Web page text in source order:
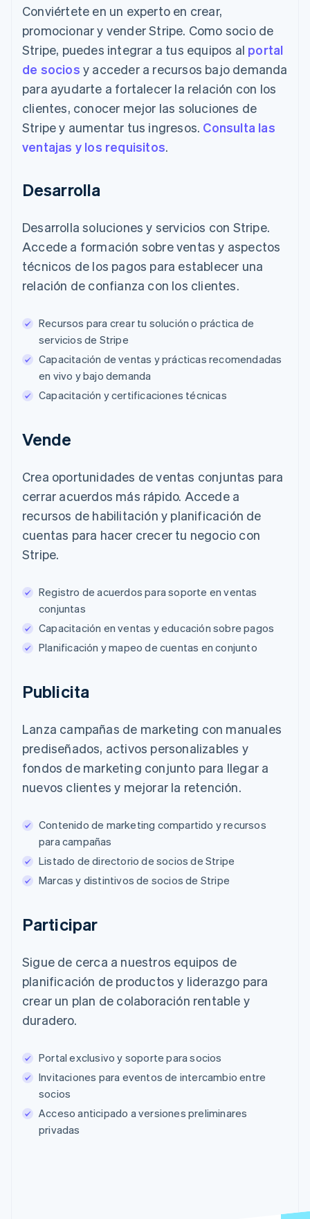
Conviértete en un experto en crear,
promocionar y vender Stripe. Como socio de
Stripe, puedes integrar a tus equipos al portal
de socios y acceder a recursos bajo demanda
para ayudarte a fortalecer la relación con los
clientes, conocer mejor las soluciones de
Stripe y aumentar tus ingresos. Consulta las
ventajas y los requisitos.
Desarrolla
Desarrolla soluciones y servicios con Stripe.
Accede a formación sobre ventas y aspectos
técnicos de los pagos para establecer una
relación de confianza con los clientes.
Recursos para crear tu solución o práctica de
servicios de Stripe
Capacitación de ventas y prácticas recomendadas
en vivo y bajo demanda
Capacitación y certificaciones técnicas
Vende
Crea oportunidades de ventas conjuntas para
cerrar acuerdos más rápido. Accede a
recursos de habilitación y planificación de
cuentas para hacer crecer tu negocio con
Stripe.
Registro de acuerdos para soporte en ventas
conjuntas
Capacitación en ventas y educación sobre pagos
Planificación y mapeo de cuentas en conjunto
Publicita
Lanza campañas de marketing con manuales
prediseñados, activos personalizables y
fondos de marketing conjunto para llegar a
nuevos clientes y mejorar la retención.
Contenido de marketing compartido y recursos
para campañas
Listado de directorio de socios de Stripe
Marcas y distintivos de socios de Stripe
Participar
Sigue de cerca a nuestros equipos de
planificación de productos y liderazgo para
crear un plan de colaboración rentable y
duradero.
Portal exclusivo y soporte para socios
Invitaciones para eventos de intercambio entre
socios
Acceso anticipado a versiones preliminares
privadas